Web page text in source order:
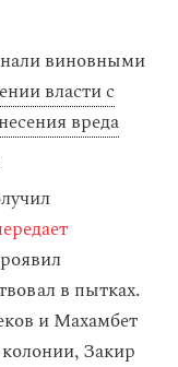
виновными
власти с
вреда
в пытках.
и Махамбет
Закир